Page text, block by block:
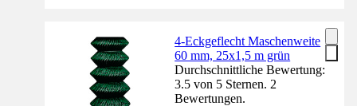
4-Eckgeflecht Maschenweite
60 mm, 25x1,5 m grün
Durchschnittliche Bewertung:
3.5 von 5 Sternen. 2
Bewertungen.